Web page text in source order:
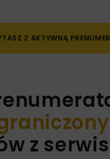
Z AKTYWNĄ
z